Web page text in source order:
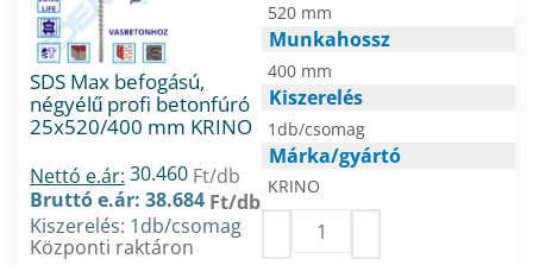
SDS Max befogású,
négyélű profi betonfúró
25x520/400 mm KRINO
Nettó e.ár: 30.460 Ft/db
Bruttó e.ár: 38.684 Ft/db
Kiszerelés: 1db/csomag
Központi raktáron
520 mm
Munkahossz
400 mm
Kiszerelés
1db/csomag
Márka/gyártó
KRINO